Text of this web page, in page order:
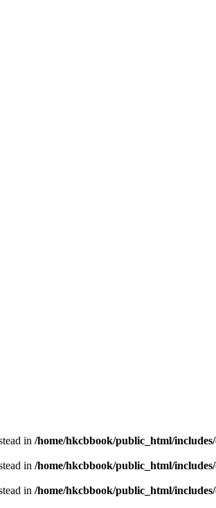
in /home/hkcbbook/public_html/
in /home/hkcbbook/public_html/
in /home/hkcbbook/public_html/